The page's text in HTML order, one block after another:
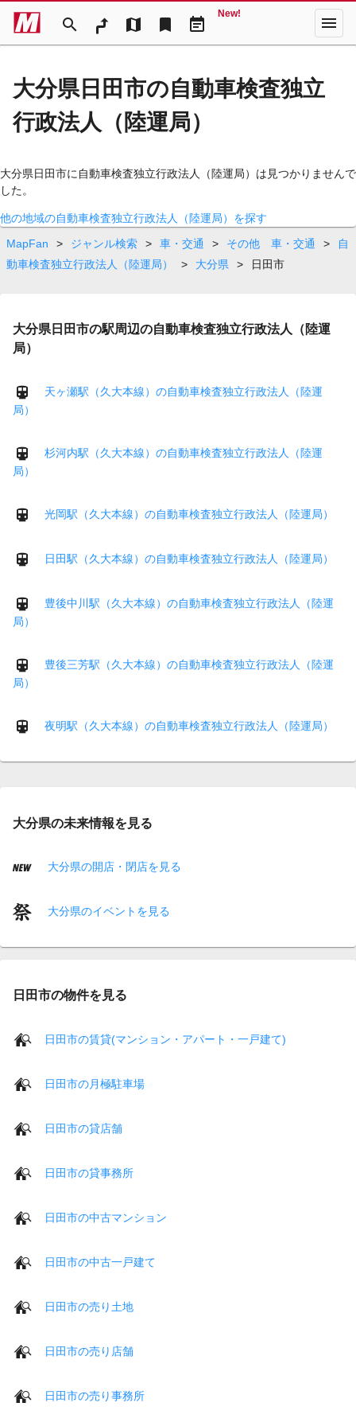
search map bookmark event_note
New! menu
大分県日田市の自動車検査独立
行政法人（陸運局）
大分県日田市に自動車検査独立行政法人（陸運局）は見つかりませんで
した。
他の地域の自動車検査独立行政法人（陸運局）を探す
MapFan
> ジャンル検索 > 車・交通 > その他 車・交通 >
自
動車検査独立行政法人（陸運局）
> 大分県 > 日田市
大分県日田市の駅周辺の自動車検査独立行政法人（陸運
局）
天ヶ瀬駅（久大本線）の自動車検査独立行政法人（陸運
局）
杉河内駅（久大本線）の自動車検査独立行政法人（陸運
局）
光岡駅（久大本線）の自動車検査独立行政法人（陸運局）
日田駅（久大本線）の自動車検査独立行政法人（陸運局）
豊後中川駅（久大本線）の自動車検査独立行政法人（陸運
局）
豊後三芳駅（久大本線）の自動車検査独立行政法人（陸運
局）
夜明駅（久大本線）の自動車検査独立行政法人（陸運局）
大分県の未来情報を見る
大分県の開店・閉店を見る
大分県のイベントを見る
日田市の物件を見る
日田市の賃貸(マンション・アパート・一戸建て)
日田市の月極駐車場
日田市の貸店舗
日田市の貸事務所
日田市の中古マンション
日田市の中古一戸建て
日田市の売り土地
日田市の売り店舗
日田市の売り事務所